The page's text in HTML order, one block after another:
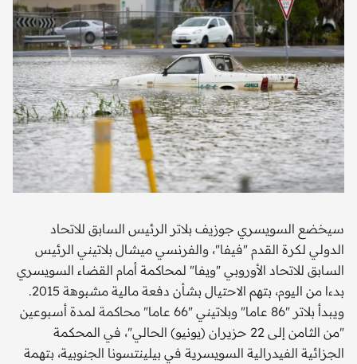
سيخضع السويسري جوزيف بلاتر الرئيس السابق للاتحاد
الدولي لكرة القدم "فيفا"، والفرنسي ميشال بلاتيني الرئيس
السابق للاتحاد الأوروبي "ويفا" لمحاكمة أمام القضاء السويسري
بدءا من اليوم، بتهم الاحتيال بشأن دفعة مالية مشبوهة 2015.
ويبدأ بلاتر "86 عاما" وبلاتيني "66 عاما" محاكمة لمدة أسبوعين
"من الثامن إلى 22 حزيران (يونيو) الحالي"، في المحكمة
الجزائية الفيدرالية السويسرية في بيلينتسونا الجنوبية، بتهمة